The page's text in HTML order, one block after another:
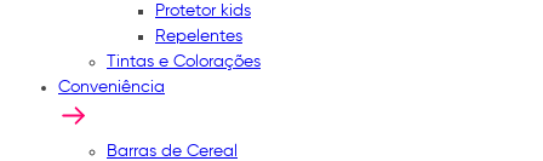
Protetor kids
Repelentes
Tintas e Colorações
Conveniência
Barras de Cereal